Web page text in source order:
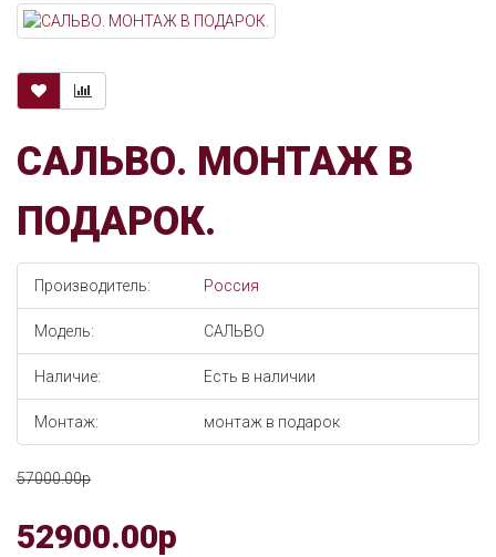
САЛЬВО. МОНТАЖ В
ПОДАРОК.
Производитель: Россия
Модель: САЛЬВО
Наличие: Есть в наличии
Монтаж: монтаж в подарок
57000.00p
52900.00p